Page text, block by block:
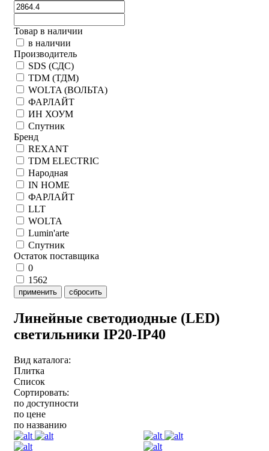
Товар в наличии
в наличии
Производитель
SDS (СДС)
TDM (ТДМ)
WOLTA (ВОЛЬТА)
ФАРЛАЙТ
ИН ХОУМ
Спутник
Бренд
REXANT
TDM ELECTRIC
Народная
IN HOME
ФАРЛАЙТ
LLT
WOLTA
Lumin'arte
Спутник
Остаток поставщика
0
1562
применить сбросить
Линейные светодиодные (LED)
светильники IP20-IP40
Вид каталога:
Плитка
Список
Сортировать:
по доступности
по цене
по названию